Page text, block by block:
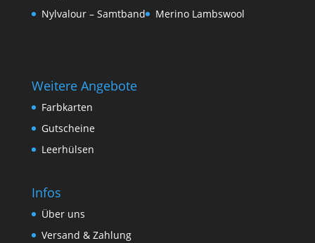
Nylvalour – Samtband
Merino Lambswool
Weitere Angebote
Farbkarten
Gutscheine
Leerhülsen
Infos
Über uns
Versand & Zahlung